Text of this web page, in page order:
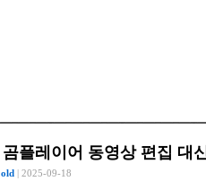
곰플레이어 동영상 편집 대
old | 2025-09-18